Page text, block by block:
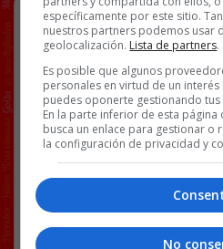
Pogacar le deja la
como premio por su
general. La
de una sorpresa
[Ver
específicamente por este sitio.
nuestros partners podemos usar
geolocalización. Lista de partners.
Es posible que algunos
personales en virtud de un
puedes oponerte gestionando
En la parte inferior de esta página
busca un enlace para gestionar o
la configuración de privacidad y
No